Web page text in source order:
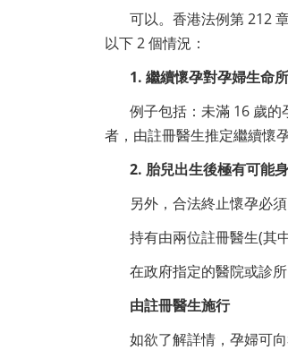
可以。香港法例第 212
以下 2 個情況：
1. 繼續懷孕對孕婦生命
例子包括：未滿 16 歲
者，由註冊醫生推定繼續懷
2. 胎兒出生後極有可能
另外，合法終止懷孕必須
持有由兩位註冊醫生(其
在政府指定的醫院或診
由註冊醫生施行
如欲了解詳情，孕婦可向